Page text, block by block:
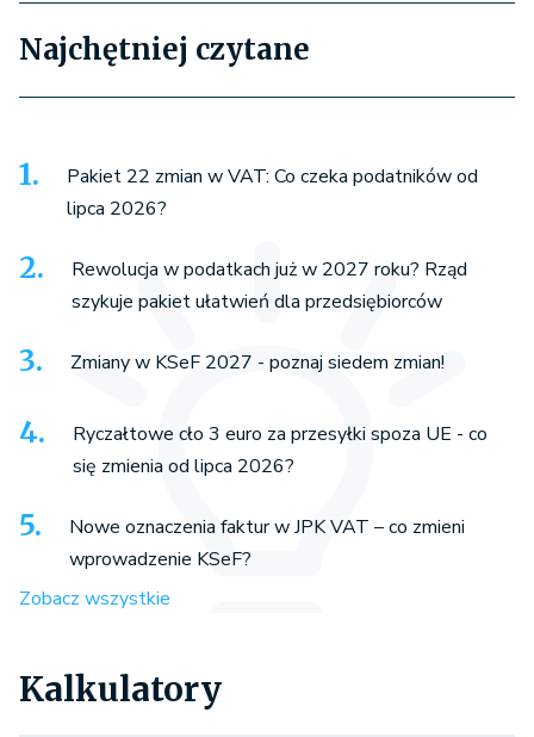
Najchętniej czytane
Pakiet 22 zmian w VAT: Co czeka podatników od
lipca 2026?
Rewolucja w podatkach już w 2027 roku? Rząd
szykuje pakiet ułatwień dla przedsiębiorców
Zmiany w KSeF 2027 - poznaj siedem zmian!
Ryczałtowe cło 3 euro za przesyłki spoza UE - co
się zmienia od lipca 2026?
Nowe oznaczenia faktur w JPK VAT – co zmieni
wprowadzenie KSeF?
Zobacz wszystkie
Kalkulatory